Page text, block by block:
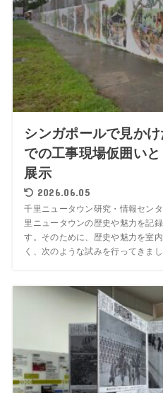
シンガポールで見か
での工事現場仮囲い
展示
2026.06.05
千里ニュータウン研究・情報セン
里ニュータウンの歴史や魅力を記
す。そのために、歴史や魅力を室
く、次のような試みを行ってきまし